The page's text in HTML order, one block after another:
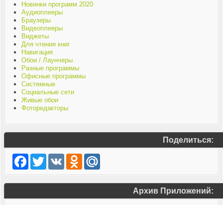
Новинки программ 2020
Аудиоплееры
Браузеры
Видеоплееры
Виджеты
Для чтения книг
Навигация
Обои / Лаунчеры
Разные программы
Офисные программы
Системные
Социальные сети
Живые обои
Фоторедакторы
Поделиться:
Facebook
TwitterVK Odnoklassniki
Mail.Ru
Архив Приложений: